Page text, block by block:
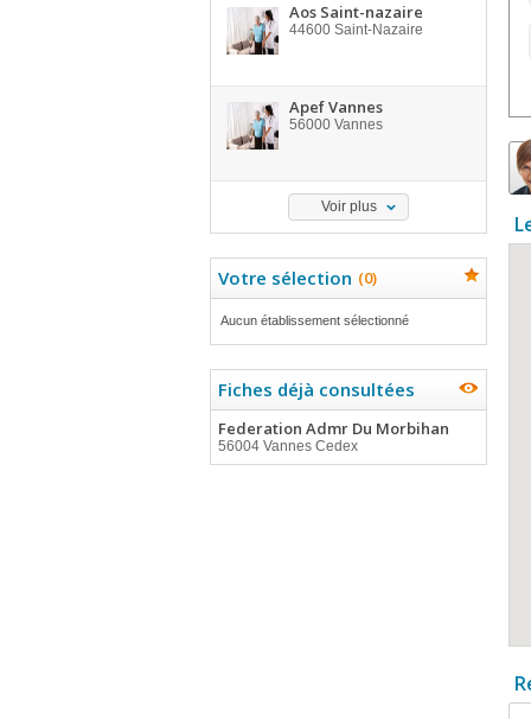
Aos Saint-nazaire
44600 Saint-Nazaire
Apef Vannes
56000 Vannes
Voir plus
Votre sélection (0)
Aucun établissement sélectionné
Fiches déjà consultées
Federation Admr Du Morbihan
56004 Vannes Cedex